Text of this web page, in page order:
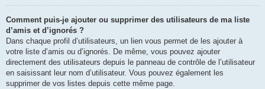
Comment puis-je ajouter ou supprimer des utilisateurs de ma liste
d’amis et d’ignorés ?
Dans chaque profil d’utilisateurs, un lien vous permet de les ajouter à
votre liste d’amis ou d’ignorés. De même, vous pouvez ajouter
directement des utilisateurs depuis le panneau de contrôle de l’utilisateur
en saisissant leur nom d’utilisateur. Vous pouvez également les
supprimer de vos listes depuis cette même page.